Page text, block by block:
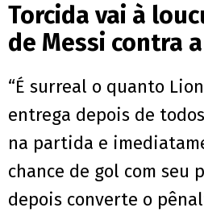
Torcida vai à
de Messi contra
“É surreal o quanto
entrega depois de
na partida e
chance de gol com seu
depois converte o